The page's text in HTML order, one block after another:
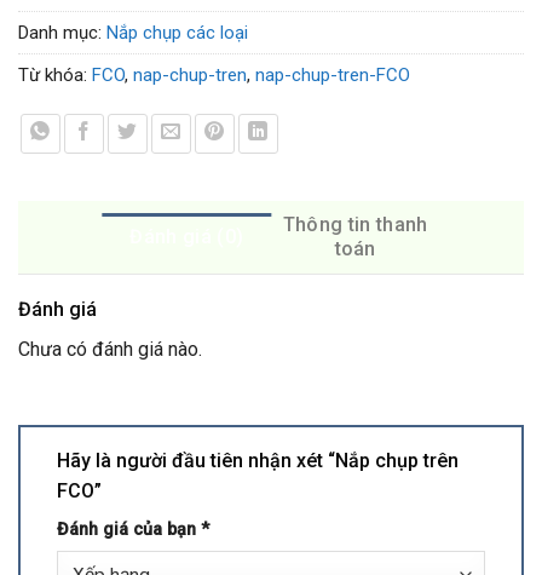
Danh mục: Nắp chụp các loại
Từ khóa: FCO, nap-chup-tren, nap-chup-tren-FCO
Thông tin thanh
toán
Đánh giá
Chưa có đánh giá nào.
Hãy là người đầu tiên nhận xét “Nắp chụp trên
FCO”
Đánh giá của bạn *